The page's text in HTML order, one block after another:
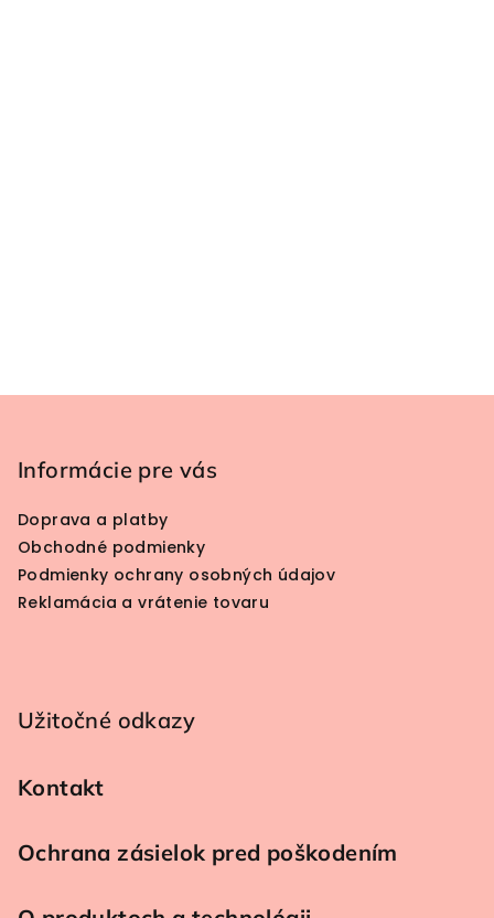
Informácie pre vás
Doprava a platby
Obchodné podmienky
Podmienky ochrany osobných údajov
Reklamácia a vrátenie tovaru
Užitočné odkazy
Kontakt
Ochrana zásielok pred poškodením